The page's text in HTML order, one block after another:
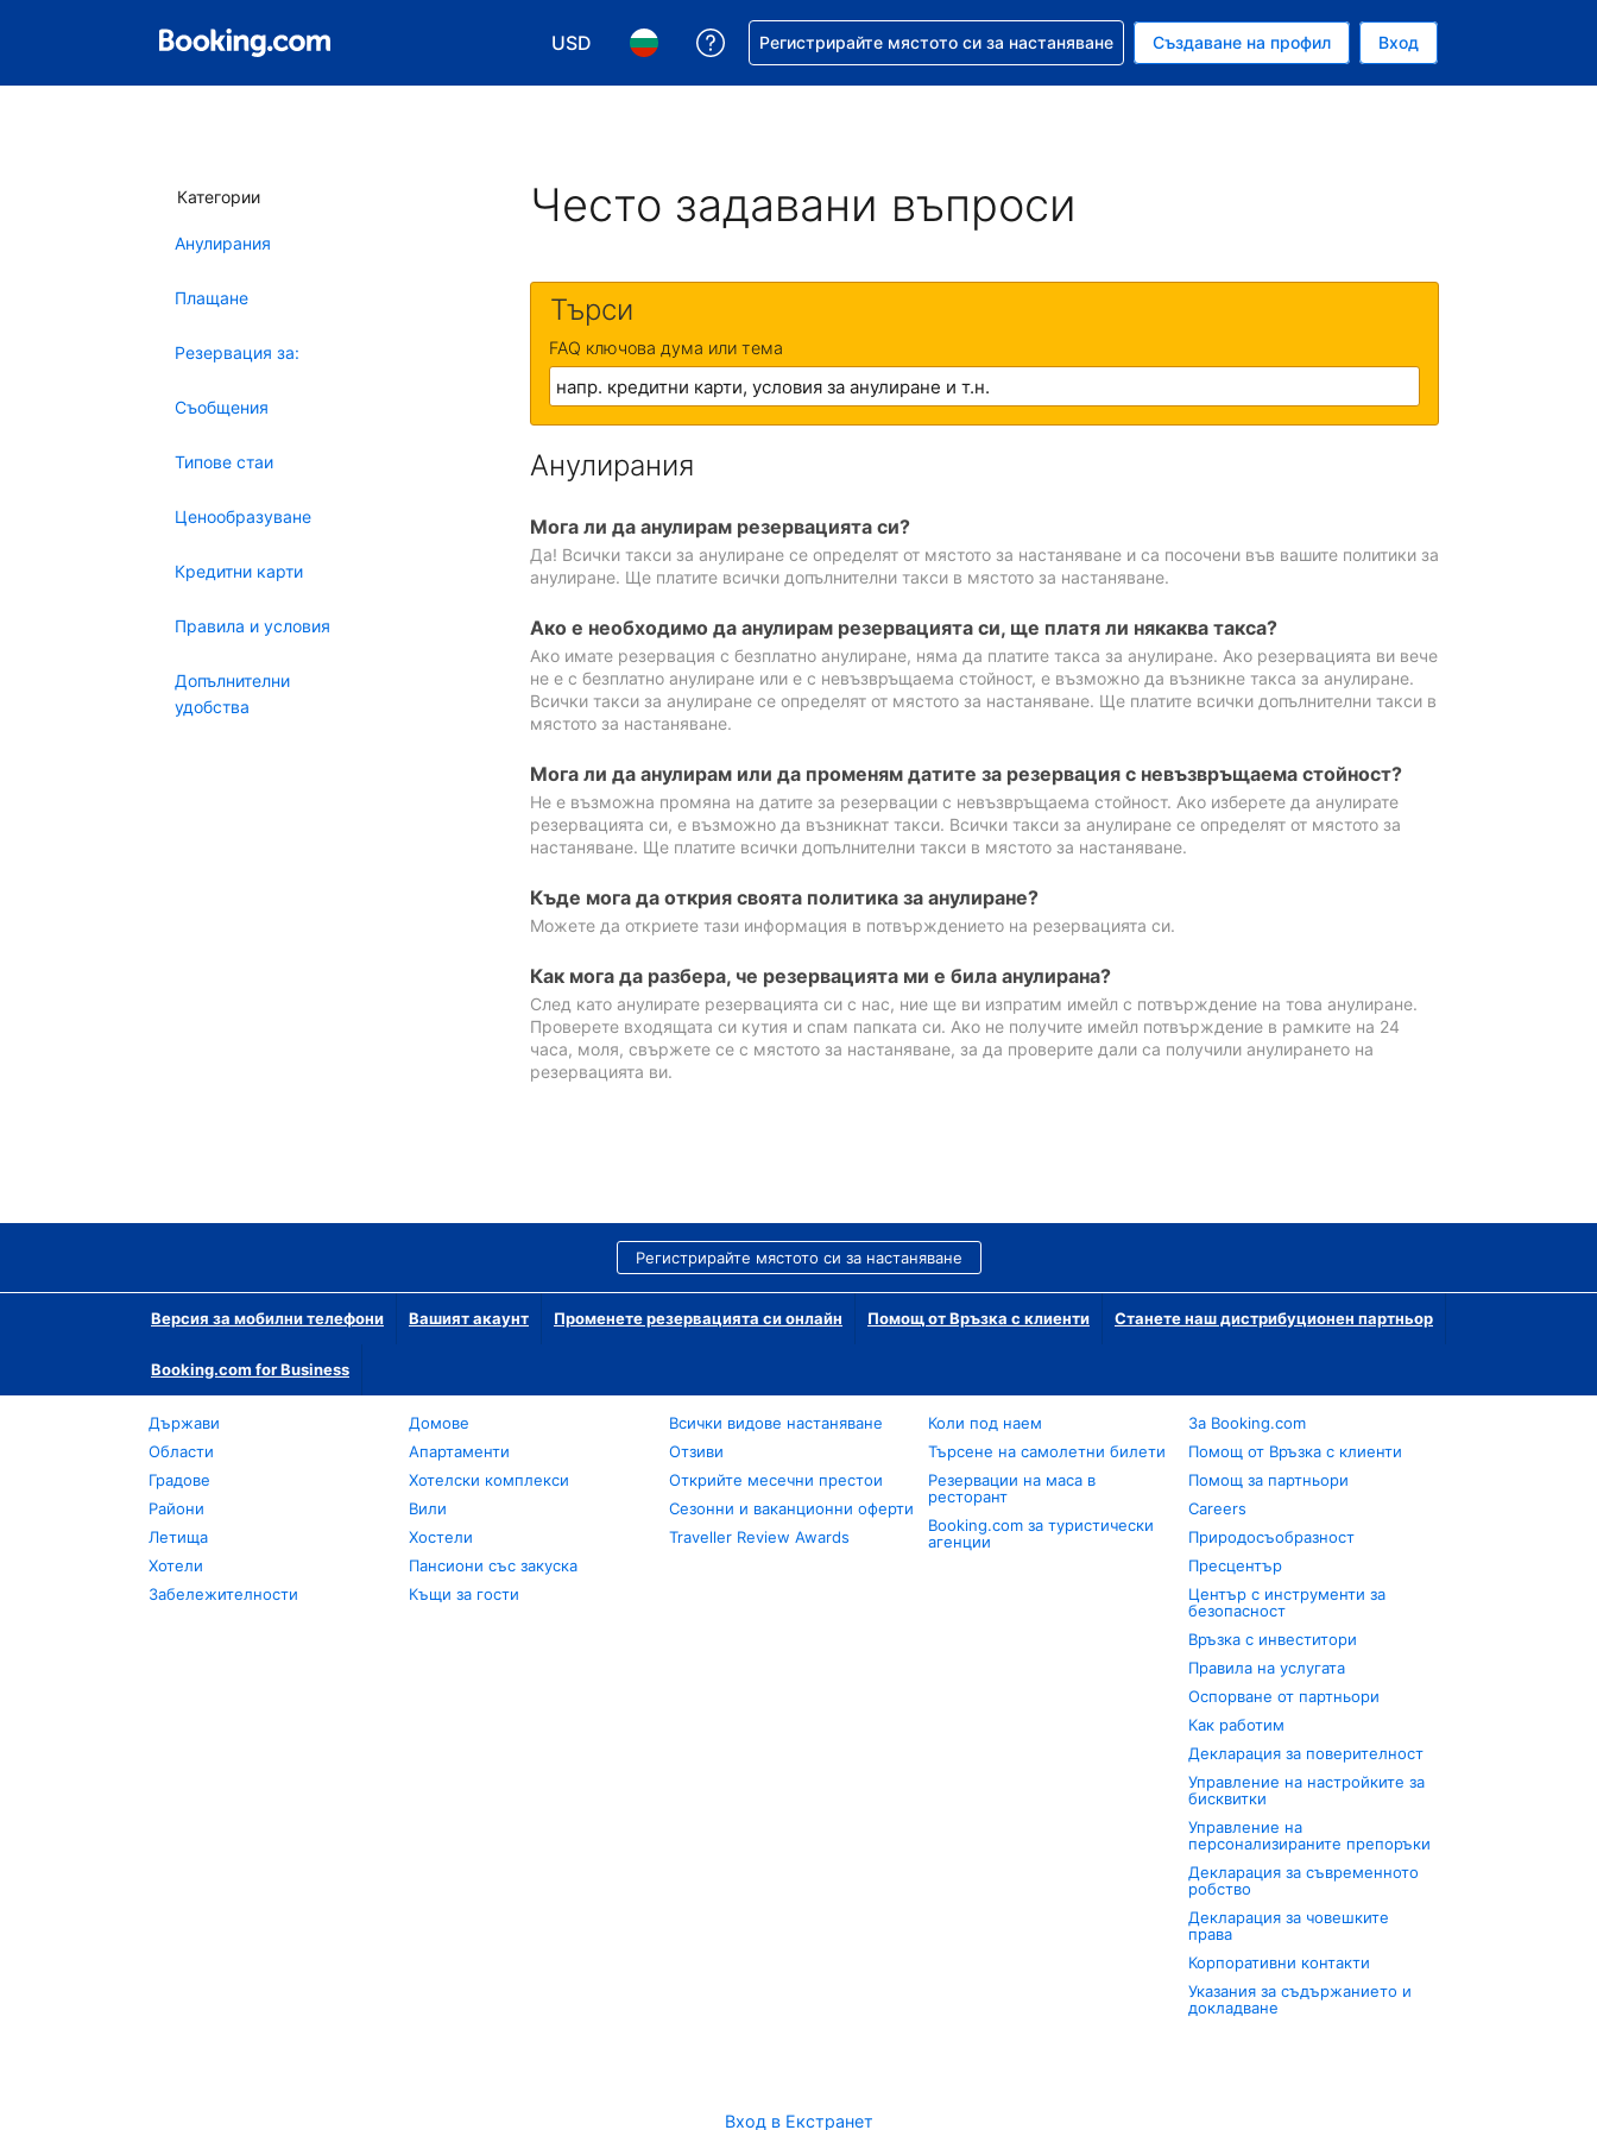
USD
Избор на валута. Избрана валута - Американски долар
Избор на език. Избран език - Български
Помощ с резервацията ви
Регистрирайте мястото си за настаняване Създаване на профил Вход
Категории
Анулирания
Плащане
Резервация за:
Съобщения
Типове стаи
Ценообразуване
Кредитни карти
Правила и условия
Допълнителни
удобства
Често задавани въпроси
Търси
FAQ ключова дума или тема
Анулирания
Мога ли да анулирам резервацията си?
Да! Всички такси за анулиране се определят от мястото за настаняване и са посочени във вашите политики за
анулиране. Ще платите всички допълнителни такси в мястото за настаняване.
Ако е необходимо да анулирам резервацията си, ще платя ли някаква такса?
Ако имате резервация с безплатно анулиране, няма да платите такса за анулиране. Ако резервацията ви вече
не е с безплатно анулиране или е с невъзвръщаема стойност, е възможно да възникне такса за анулиране.
Всички такси за анулиране се определят от мястото за настаняване. Ще платите всички допълнителни такси в
мястото за настаняване.
Мога ли да анулирам или да променям датите за резервация с невъзвръщаема стойност?
Не е възможна промяна на датите за резервации с невъзвръщаема стойност. Ако изберете да анулирате
резервацията си, е възможно да възникнат такси. Всички такси за анулиране се определят от мястото за
настаняване. Ще платите всички допълнителни такси в мястото за настаняване.
Къде мога да открия своята политика за анулиране?
Можете да откриете тази информация в потвърждението на резервацията си.
Как мога да разбера, че резервацията ми е била анулирана?
След като анулирате резервацията си с нас, ние ще ви изпратим имейл с потвърждение на това анулиране.
Проверете входящата си кутия и спам папката си. Ако не получите имейл потвърждение в рамките на 24
часа, моля, свържете се с мястото за настаняване, за да проверите дали са получили анулирането на
резервацията ви.
Регистрирайте мястото си за настаняване
Версия за мобилни телефони Вашият акаунт Променете резервацията си онлайн Помощ от Връзка с клиенти Станете наш дистрибуционен партньор
Booking.com for Business
Държави
Области
Градове
Райони
Летища
Хотели
Забележителности
Домове
Апартаменти
Хотелски комплекси
Вили
Хостели
Пансиони със закуска
Къщи за гости
Всички видове настаняване
Отзиви
Открийте месечни престои
Сезонни и ваканционни оферти
Traveller Review Awards
Коли под наем
Търсене на самолетни билети
Резервации на маса в
ресторант
Booking.com за туристически
агенции
За Booking.com
Помощ от Връзка с клиенти
Помощ за партньори
Careers
Природосъобразност
Пресцентър
Център с инструменти за
безопасност
Връзка с инвеститори
Правила на услугата
Оспорване от партньори
Как работим
Декларация за поверителност
Управление на настройките за
бисквитки
Управление на
персонализираните препоръки
Декларация за съвременното
робство
Декларация за човешките
права
Корпоративни контакти
Указания за съдържанието и
докладване
Вход в Екстранет